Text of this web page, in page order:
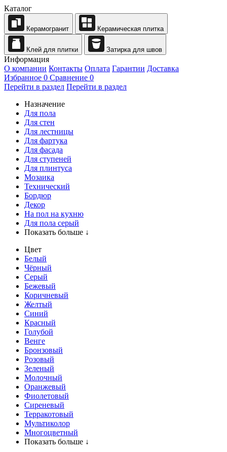
Каталог
Керамогранит Керамическая плитка
Клей для плитки Затирка для швов
Информация
О компании Контакты Оплата Гарантии Доставка
Избранное 0 Сравнение 0
Перейти в раздел Перейти в раздел
Назначение
Для пола
Для стен
Для лестницы
Для фартука
Для фасада
Для ступеней
Для плинтуса
Мозаика
Технический
Бордюр
Декор
На пол на кухню
Для пола серый
Показать больше ↓
Цвет
Белый
Чёрный
Серый
Бежевый
Коричневый
Желтый
Синий
Красный
Голубой
Венге
Бронзовый
Розовый
Зеленый
Молочный
Оранжевый
Фиолетовый
Сиреневый
Терракотовый
Мультиколор
Многоцветный
Показать больше ↓